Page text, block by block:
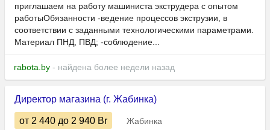
приглашаем на работу машиниста экструдера с опытом
работыОбязанности -ведение процессов экструзии, в
соответствии с заданными технологическими параметрами.
Материал ПНД, ПВД; -соблюдение...
rabota.by - найдена более недели назад
Директор магазина (г. Жабинка)
от 2 440 до 2 940 Br
Жабинка